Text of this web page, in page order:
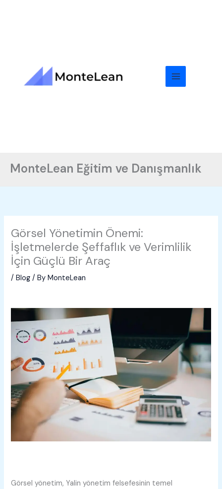
MonteLean Eğitim ve Danışmanlık
Görsel Yönetimin Önemi:
İşletmelerde Şeffaflık ve Verimlilik
İçin Güçlü Bir Araç
/Blog / ByMonteLean
Görsel yönetim, Yalin yönetim felsefesinin temel